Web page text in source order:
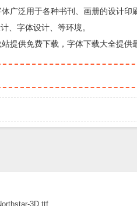
广泛用于各种书刊、画册的设计
、字体设计、等环境。
提供免费下载，字体下载大全提供
3D.ttf